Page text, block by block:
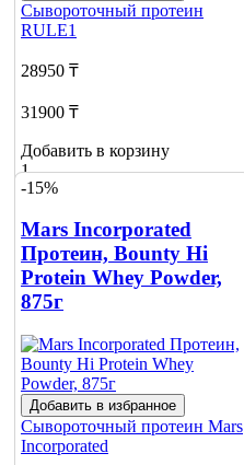
Сывороточный протеин
RULE1
28950 ₸
31900 ₸
Добавить в корзину
1
-15%
Mars Incorporated
Протеин, Bounty Hi
Protein Whey Powder,
875г
Добавить в избранное
Сывороточный протеин Mars
Incorporated